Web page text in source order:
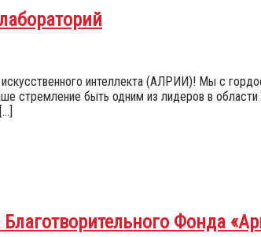
интеллекта (АЛРИИ)! Мы с
стремление быть одним из лидеров в
Благотворительного Фонда